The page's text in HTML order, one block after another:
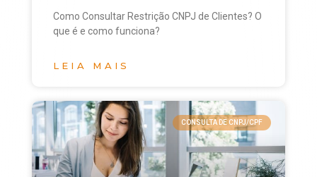
Como Consultar Restrição CNPJ de Clientes? O
que é e como funciona?
LEIA MAIS
CONSULTA DE CNPJ/CPF